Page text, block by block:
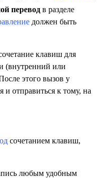
перевод в разделе
должен быть
клавиш для
(внутренний или
этого вызов у
и отправиться к тому, на
сочетанием клавиш,
любым удобным